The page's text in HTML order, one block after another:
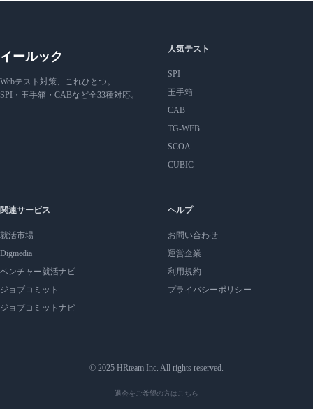
イールック
Webテスト対策、これひとつ。
SPI・玉手箱・CABなど全33種対応。
人気テスト
SPI
玉手箱
CAB
TG-WEB
SCOA
CUBIC
関連サービス
就活市場
Digmedia
ベンチャー就活ナビ
ジョブコミット
ジョブコミットナビ
ヘルプ
お問い合わせ
運営企業
利用規約
プライバシーポリシー
© 2025 HRteam Inc. All rights reserved.
退会をご希望の方はこちら